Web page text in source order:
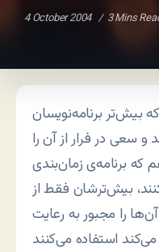
4 October 2004 3 Mins
بیش‌تر برنامه‌نویسان
و سعی در فرار از آن را
که برنامه‌ی زمان‌بندی
بیش‌ترشان فقط از
را مجبور به رعایت